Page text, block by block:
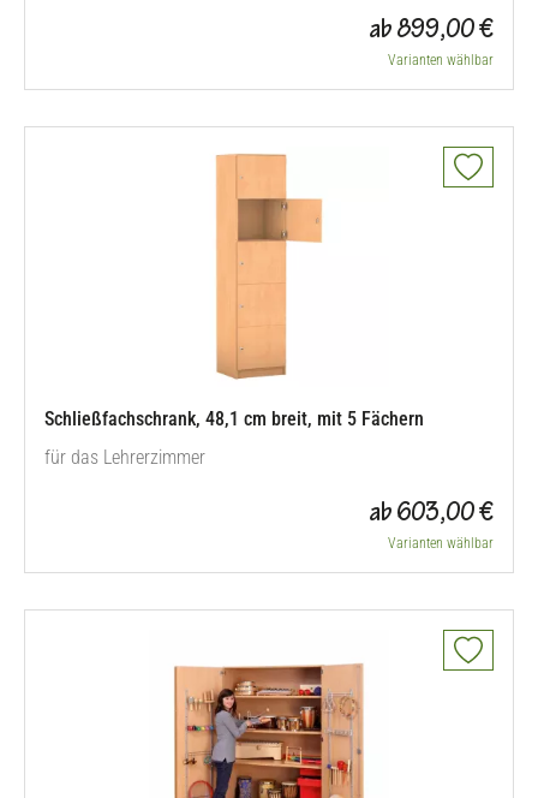
ab 899,00 €
Varianten wählbar
Schließfachschrank, 48,1 cm breit, mit 5 Fächern
für das Lehrerzimmer
ab 603,00 €
Varianten wählbar